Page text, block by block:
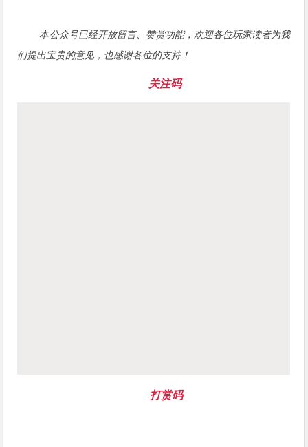
本公众号已经开放留言、赞赏功能，欢迎各位玩家读者为我
们提出宝贵的意见，也感谢各位的支持！
关注码
打赏码